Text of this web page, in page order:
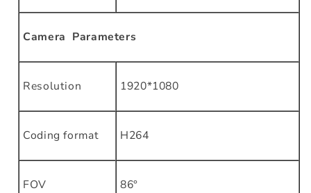
Camera Parameters
Resolution 1920*1080
Coding format H264
FOV 86°